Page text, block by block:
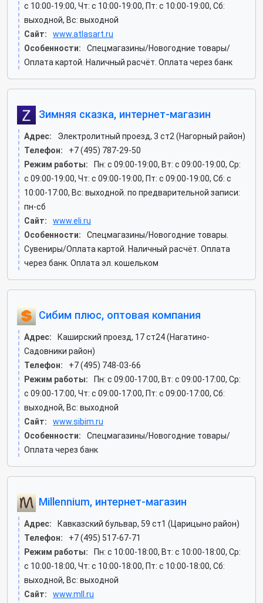
c 10:00-19:00, Чт: c 10:00-19:00, Пт: c 10:00-19:00, Сб:
выходной, Вс: выходной
Сайт:
www.atlasart.ru
Особенности:
Спецмагазины/Новогодние товары/
Оплата картой. Наличный расчёт. Оплата через банк
Зимняя сказка, интернет-магазин
Адрес:
Электролитный проезд, 3 ст2 (Нагорный район)
Телефон:
+7 (495) 787-29-50
Режим работы:
Пн: c 09:00-19:00, Вт: c 09:00-19:00, Ср:
c 09:00-19:00, Чт: c 09:00-19:00, Пт: c 09:00-19:00, Сб: c
10:00-17:00, Вс: выходной. по предварительной записи:
пн-сб
Сайт:
www.eli.ru
Особенности:
Спецмагазины/Новогодние товары.
Сувениры/Оплата картой. Наличный расчёт. Оплата
через банк. Оплата эл. кошельком
Сибим плюс, оптовая компания
Адрес:
Каширский проезд, 17 ст24 (Нагатино-
Садовники район)
Телефон:
+7 (495) 748-03-66
Режим работы:
Пн: c 09:00-17:00, Вт: c 09:00-17:00, Ср:
c 09:00-17:00, Чт: c 09:00-17:00, Пт: c 09:00-17:00, Сб:
выходной, Вс: выходной
Сайт:
www.sibim.ru
Особенности:
Спецмагазины/Новогодние товары/
Оплата через банк
Millennium, интернет-магазин
Адрес:
Кавказский бульвар, 59 ст1 (Царицыно район)
Телефон:
+7 (495) 517-67-71
Режим работы:
Пн: c 10:00-18:00, Вт: c 10:00-18:00, Ср:
c 10:00-18:00, Чт: c 10:00-18:00, Пт: c 10:00-18:00, Сб:
выходной, Вс: выходной
Сайт:
www.mll.ru